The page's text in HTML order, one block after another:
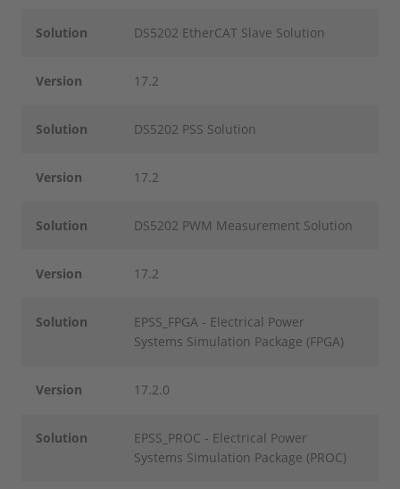
Solution DS5202 EtherCAT Slave Solution
Version 17.2
Solution DS5202 PSS Solution
Version 17.2
Solution DS5202 PWM Measurement Solution
Version 17.2
Solution
EPSS_FPGA - Electrical Power
Systems Simulation Package (FPGA)
Version 17.2.0
Solution
EPSS_PROC - Electrical Power
Systems Simulation Package (PROC)